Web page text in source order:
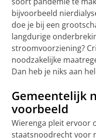
bijvoorbeeld
doe je bij een
langdurige
stroomvoorziening?
noodzakelijke
Dan heb je niks aan
Gemeentelijk
voorbeeld
Wierenga pleit ervoor
staatsnoodrecht voor